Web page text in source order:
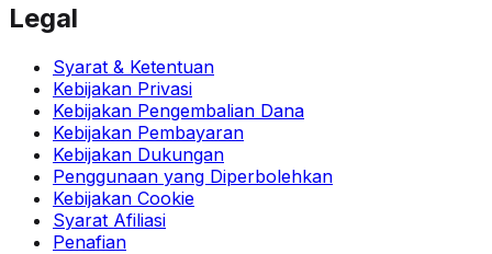
Legal
Syarat & Ketentuan
Kebijakan Privasi
Kebijakan Pengembalian Dana
Kebijakan Pembayaran
Kebijakan Dukungan
Penggunaan yang Diperbolehkan
Kebijakan Cookie
Syarat Afiliasi
Penafian